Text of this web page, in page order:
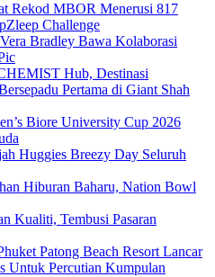
Rekod MBOR Menerusi 817
Challenge
Bradley Bawa Kolaborasi
Hub, Destinasi
Pertama di Giant Shah
Biore University Cup 2026
Huggies Breezy Day Seluruh
Hiburan Baharu, Nation Bowl
Kualiti, Tembusi Pasaran
Patong Beach Resort Lancar
Untuk Percutian Kumpulan